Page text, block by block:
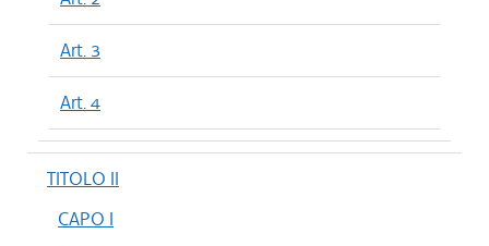
Art. 3
Art. 4
TITOLO II
CAPO I